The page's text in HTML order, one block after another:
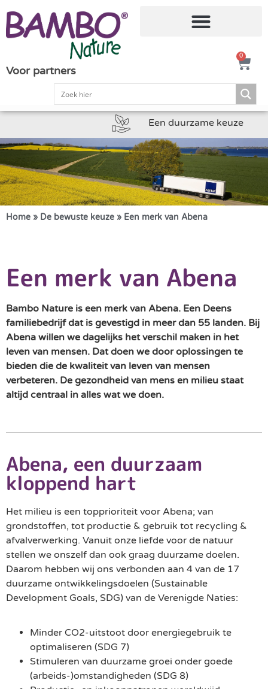
Voor partners
0
Een duurzame keuze
Home » De bewuste keuze » Een merk van Abena
Een merk van Abena
Bambo Nature is een merk van Abena. Een Deens
familiebedrijf dat is gevestigd in meer dan 55 landen. Bij
Abena willen we dagelijks het verschil maken in het
leven van mensen. Dat doen we door oplossingen te
bieden die de kwaliteit van leven van mensen
verbeteren. De gezondheid van mens en milieu staat
altijd centraal in alles wat we doen.
Abena, een duurzaam
kloppend hart
Het milieu is een topprioriteit voor Abena; van
grondstoffen, tot productie & gebruik tot recycling &
afvalverwerking. Vanuit onze liefde voor de natuur
stellen we onszelf dan ook graag duurzame doelen.
Daarom hebben wij ons verbonden aan 4 van de 17
duurzame ontwikkelingsdoelen (Sustainable
Development Goals, SDG) van de Verenigde Naties:
Minder CO2-uitstoot door energiegebruik te
optimaliseren (SDG 7)
Stimuleren van duurzame groei onder goede
(arbeids-)omstandigheden (SDG 8)